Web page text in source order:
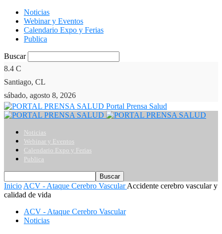
Noticias
Webinar y Eventos
Calendario Expo y Ferias
Publica
Buscar
8.4 C
Santiago, CL
sábado, agosto 8, 2026
Portal Prensa Salud
Noticias
Webinar y Eventos
Calendario Expo y Ferias
Publica
Inicio ACV - Ataque Cerebro Vascular Accidente cerebro vascular y
calidad de vida
ACV - Ataque Cerebro Vascular
Noticias